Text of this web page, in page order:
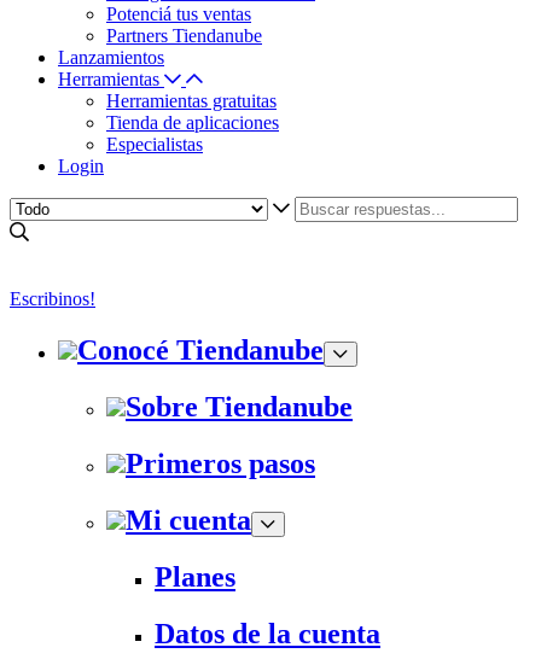
Potenciá tus ventas
Partners Tiendanube
Lanzamientos
Herramientas
Herramientas gratuitas
Tienda de aplicaciones
Especialistas
Login
Escribinos!
Conocé Tiendanube
Sobre Tiendanube
Primeros pasos
Mi cuenta
Planes
Datos de la cuenta